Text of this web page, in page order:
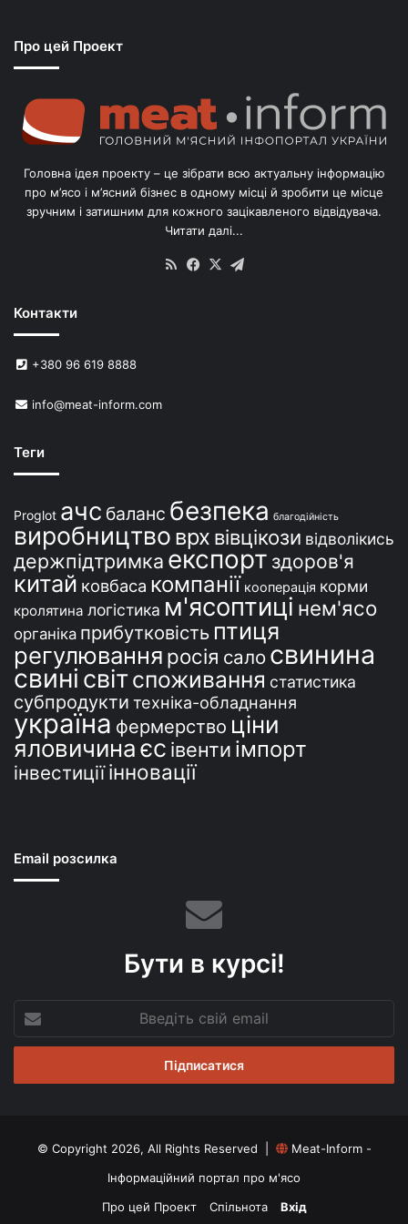
п
о
е
й
У
р
ї
Про цей Проект
Головна ідея проекту – це зібрати всю актуальну інформацію
про м’ясо і м’ясний бізнес в одному місці й зробити це місце
зручним і затишним для кожного зацікавленого відвідувача.
Читати далі...
RSS Facebook
X
Контакти
+380 96 619 8888
info@meat-inform.com
Теги
Proglot ачс баланс безпека благодійність
виробництво врх вівцікози відволікись
держпідтримка експорт здоров'я
китай ковбаса компанії кооперація корми
кролятина логістика м'ясоптиці нем'ясо
органіка прибутковість птиця
регулювання росія сало свинина
свині світспоживання статистика
субпродукти техніка-обладнання
україна фермерство ціни
яловичинаєс івенти імпорт
інвестиції інновації
Email розсилка
Бути в курсі!
свій
email
© Copyright 2026, All Rights Reserved |
Meat-Inform -
Інформаційний портал про м'ясо
Про цей Проект
Спільнота Вхід